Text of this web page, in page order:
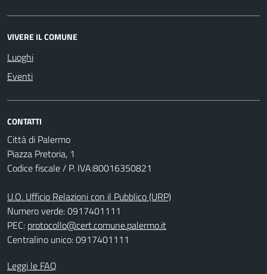
VIVERE IL COMUNE
Luoghi
Eventi
CONTATTI
Città di Palermo
Piazza Pretoria, 1
Codice fiscale / P. IVA:80016350821
U.O. Ufficio Relazioni con il Pubblico (URP)
Numero verde: 0917401111
PEC: protocollo@cert.comune.palermo.it
Centralino unico: 0917401111
Leggi le FAQ